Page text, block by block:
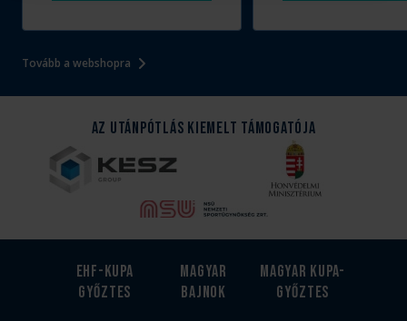
Tovább a webshopra
Az Utánpótlás kiemelt támogatója
EHF-Kupa
győztes
Magyar
bajnok
Magyar kupa-
győztes